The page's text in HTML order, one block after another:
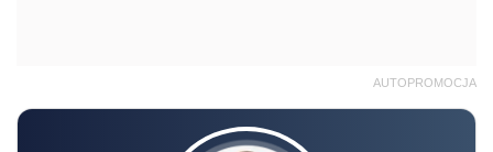
AUTOPROMOCJA